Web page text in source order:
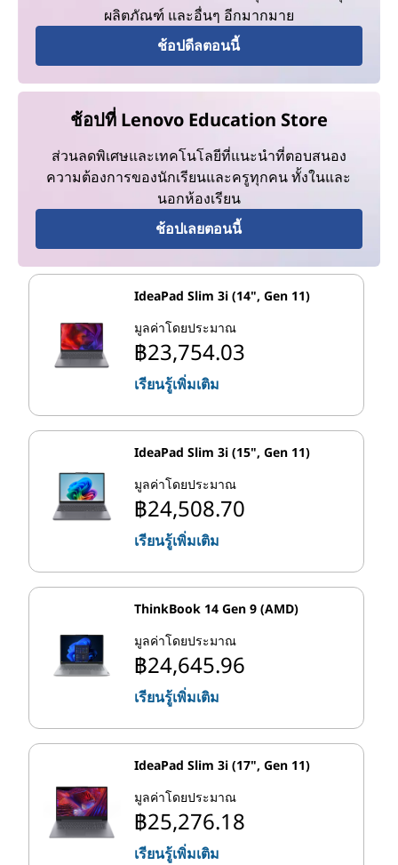
ผลิตภัณฑ์ และอื่นๆ อีกมากมาย
ช้อปดีลตอนนี้
ช้อปที่ Lenovo Education Store
ส่วนลดพิเศษและเทคโนโลยีที่แนะนำที่ตอบสนอง
ความต้องการของนักเรียนและครูทุกคน ทั้งในและ
นอกห้องเรียน
ช้อปเลยตอนนี้
IdeaPad Slim 3i (14", Gen 11)
มูลค่าโดยประมาณ
฿23,754.03
เรียนรู้เพิ่มเติม
IdeaPad Slim 3i (15", Gen 11)
มูลค่าโดยประมาณ
฿24,508.70
เรียนรู้เพิ่มเติม
ThinkBook 14 Gen 9 (AMD)
มูลค่าโดยประมาณ
฿24,645.96
เรียนรู้เพิ่มเติม
IdeaPad Slim 3i (17", Gen 11)
มูลค่าโดยประมาณ
฿25,276.18
เรียนรู้เพิ่มเติม